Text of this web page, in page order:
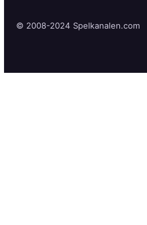
© 2008-2024 Spelkanalen.com